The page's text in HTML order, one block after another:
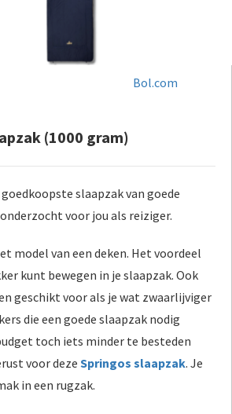
Bol.com
(1000 gram)
slaapzak van goede
voor jou als reiziger.
model van een deken. Het voordeel
kunt bewegen in je slaapzak. Ook
geschikt voor als je wat zwaarlijviger
die een goede slaapzak nodig
toch iets minder te besteden
voor deze Springos slaapzak. Je
in een rugzak.